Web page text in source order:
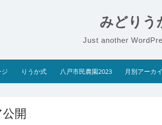
みどりう
Just another
りうか式 八戸市民農園2023 月別アーカ
開